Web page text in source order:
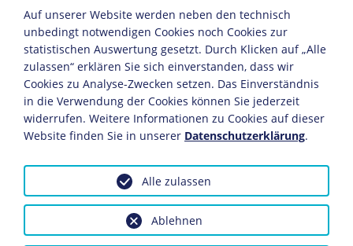
Bergarbeiter unter Tage
Freiberg, um 1900
Fotographie
Bildnachweis: Deutsches Historisches Museum,
Berlin
Dieses Objekt ist eingebunden in folgende LeMO-Seite:
Der Bergbau
Auf unserer Website werden neben den technisch
unbedingt notwendigen Cookies noch Cookies zur
statistischen Auswertung gesetzt. Durch Klicken auf „Alle
zulassen“ erklären Sie sich einverstanden, dass wir
Cookies zu Analyse-Zwecken setzen. Das Einverständnis
in die Verwendung der Cookies können Sie jederzeit
widerrufen. Weitere Informationen zu Cookies auf dieser
Website finden Sie in unserer Datenschutzerklärung.
Ablehnen
Alle zulassen